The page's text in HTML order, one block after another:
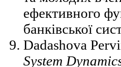
ефективного
банківської
Dadashova
System